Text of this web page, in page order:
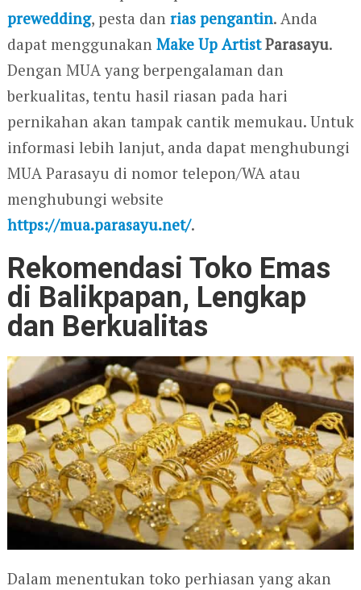
prewedding, pesta dan rias pengantin. Anda
dapat menggunakan Make Up ArtistParasayu.
Dengan MUA yang berpengalaman dan
berkualitas, tentu hasil riasan pada hari
pernikahan akan tampak cantik memukau. Untuk
informasi lebih lanjut, anda dapat menghubungi
MUA Parasayu di nomor telepon/WA atau
menghubungi website
https://mua.parasayu.net/.
Rekomendasi Toko Emas
di Balikpapan, Lengkap
dan Berkualitas
Dalam menentukan toko perhiasan yang akan